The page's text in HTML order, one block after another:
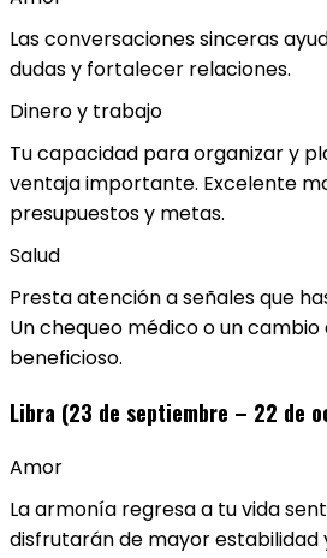
Las conversaciones sinceras
dudas y fortalecer relaciones.
Dinero y trabajo
Tu capacidad para organizar y
ventaja importante. Excelente
presupuestos y metas.
Salud
Presta atención a señales que
Un chequeo médico o un
beneficioso.
Libra (23 de septiembre – 22 de
Amor
La armonía regresa a tu vida
disfrutarán de mayor estabilidad